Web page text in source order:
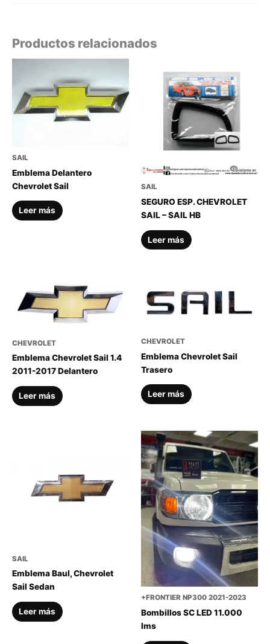
Productos relacionados
SAIL
Emblema Delantero
Chevrolet Sail
Leer más
SAIL
SEGURO ESP. CHEVROLET
SAIL – SAIL HB
Leer más
CHEVROLET
Emblema Chevrolet Sail 1.4
2011-2017 Delantero
Leer más
CHEVROLET
Emblema Chevrolet Sail
Trasero
Leer más
SAIL
Emblema Baul, Chevrolet
Sail Sedan
Leer más
+FRONTIER NP300 2021-2023
Bombillos SC LED 11.000
lms